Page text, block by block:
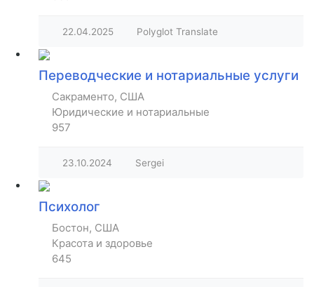
22.04.2025 Polyglot Translate
Переводческие и нотариальные услуги
Сакраменто, США
Юридические и нотариальные
957
23.10.2024 Sergei
Психолог
Бостон, США
Красота и здоровье
645